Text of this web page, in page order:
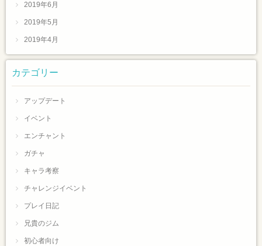
2019年6月
2019年5月
2019年4月
カテゴリー
アップデート
イベント
エンチャント
ガチャ
キャラ考察
チャレンジイベント
プレイ日記
兄貴のジム
初心者向け